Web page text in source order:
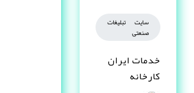
سایت تبلیغات
صنعتی
خدمات ایران
کارخانه